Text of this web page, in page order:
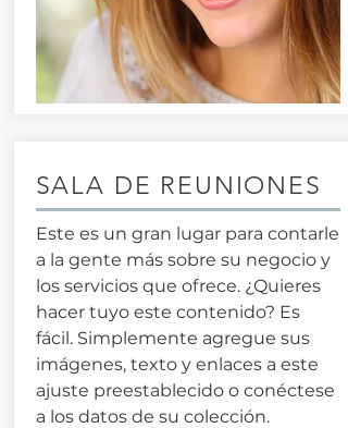
SALA DE REUNIONES
Este es un gran lugar para contarle
a la gente más sobre su negocio y
los servicios que ofrece. ¿Quieres
hacer tuyo este contenido? Es
fácil. Simplemente agregue sus
imágenes, texto y enlaces a este
ajuste preestablecido o conéctese
a los datos de su colección.